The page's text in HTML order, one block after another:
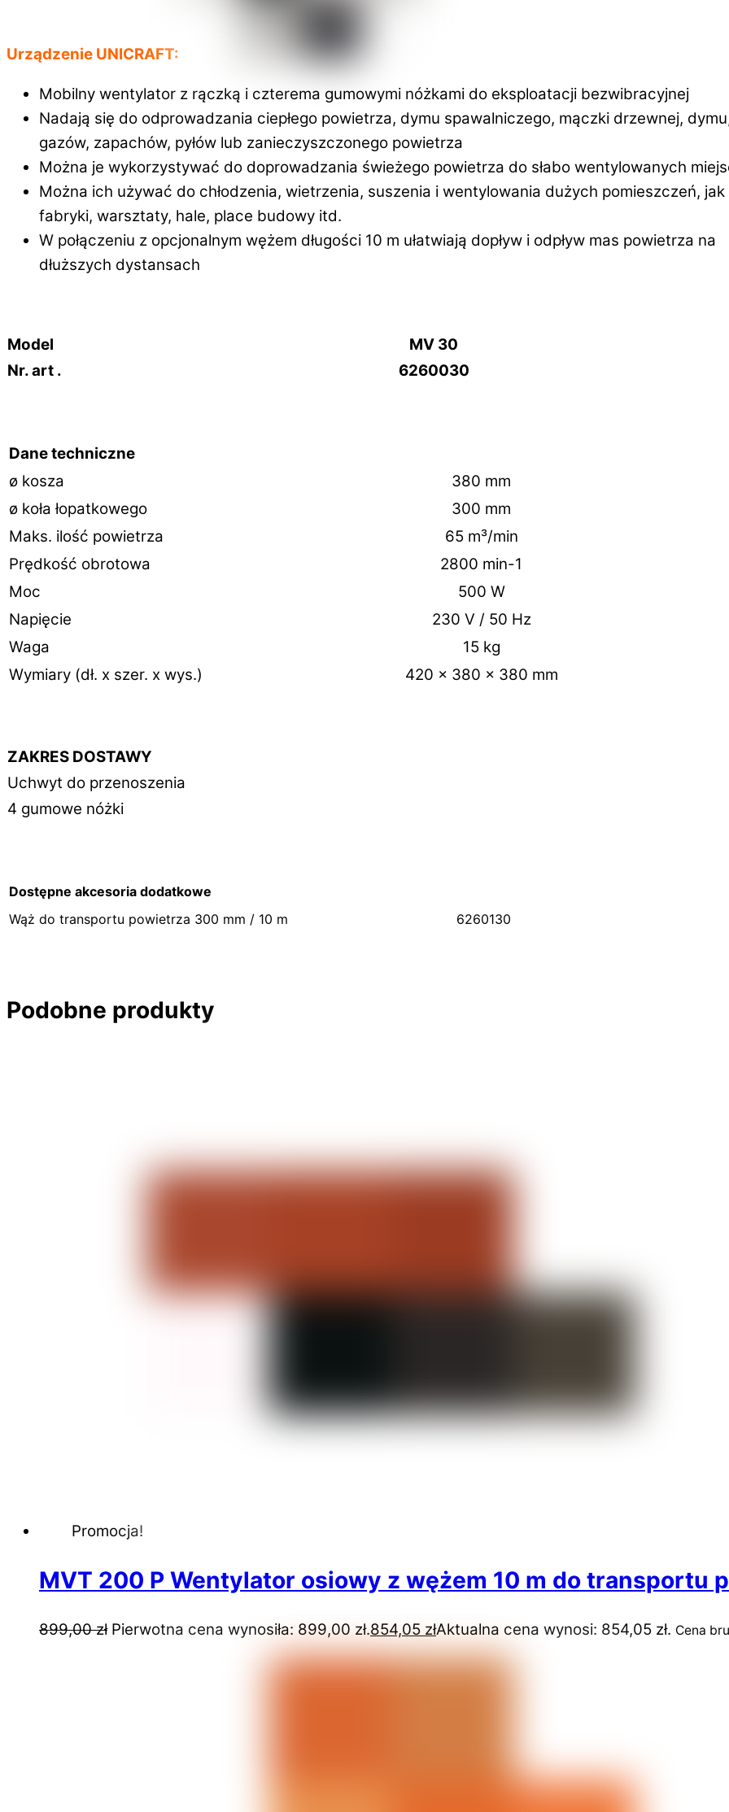
Urządzenie UNICRAFT:
Mobilny wentylator z rączką i czterema gumowymi nóżkami do eksploatacji bezwibracyjnej
Nadają się do odprowadzania ciepłego powietrza, dymu spawalniczego, mączki drzewnej,
gazów, zapachów, pyłów lub zanieczyszczonego powietrza
Można je wykorzystywać do doprowadzania świeżego powietrza do słabo wentylowanych
Można ich używać do chłodzenia, wietrzenia, suszenia i wentylowania dużych pomieszczeń, jak
fabryki, warsztaty, hale, place budowy itd.
W połączeniu z opcjonalnym wężem długości 10 m ułatwiają dopływ i odpływ mas powietrza na
dłuższych dystansach
Model MV 30
Nr. art .
6260030
Dane techniczne
ø kosza
380 mm
ø koła łopatkowego
300 mm
Maks. ilość powietrza
65 m³/min
Prędkość obrotowa
2800 min-1
Moc
500 W
Napięcie
230 V / 50 Hz
Waga
15 kg
Wymiary (dł. x szer. x wys.)
420 x 380 x 380 mm
ZAKRES DOSTAWY
Uchwyt do przenoszenia
4 gumowe nóżki
Dostępne akcesoria dodatkowe
Wąż do transportu powietrza 300 mm / 10 m
6260130
Podobne produkty
Promocja!
MVT 200 P Wentylator osiowy z wężem 10 m do transportu
899,00zł Pierwotna cena wynosiła: 899,00 zł.854,05 złAktualna cena wynosi: 854,05 zł. Cena